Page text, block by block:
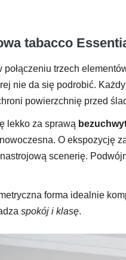
tabacco
połączeniu trzech
nie da się podrobić.
powierzchnię przed
lekko za sprawą
O ekspozycję
scenerię.
forma idealnie
spokój i klasę.